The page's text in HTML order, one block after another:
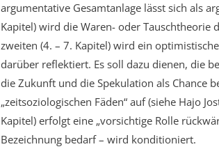
argumentative Gesamtanlage lässt sich als
Kapitel) wird die Waren- oder Tauschtheorie
zweiten (4. – 7. Kapitel) wird ein
darüber reflektiert. Es soll dazu dienen, die
die Zukunft und die Spekulation als Chance
„zeitsoziologischen Fäden“ auf (siehe Hajo
Kapitel) erfolgt eine „vorsichtige Rolle
Bezeichnung bedarf – wird konditioniert.